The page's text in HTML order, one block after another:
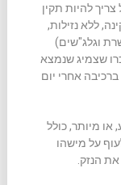
צריך להיות תקין
ללא נזילות,
וגלג"שים)
שצמיג שנמצא
אחרי יום
או מיותר, כולל
על מישהו
הנזק.